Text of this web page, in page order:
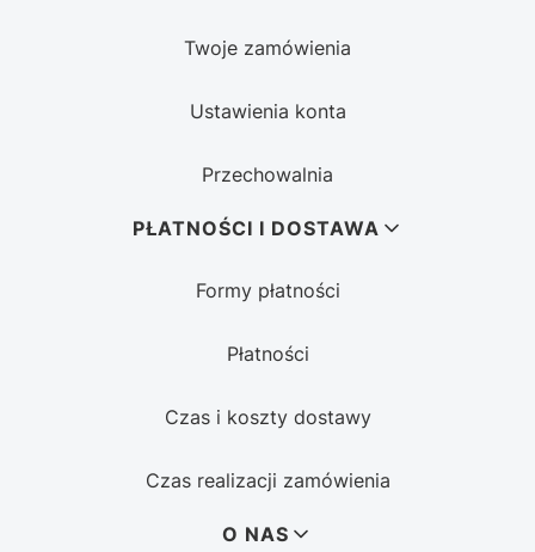
Twoje zamówienia
Ustawienia konta
Przechowalnia
PŁATNOŚCI I DOSTAWA
Formy płatności
Płatności
Czas i koszty dostawy
Czas realizacji zamówienia
O NAS